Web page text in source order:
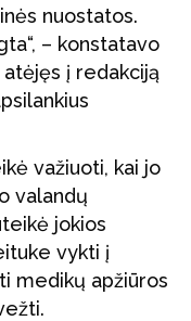
nuostatos.
– konstatavo
į redakciją
važiuoti, kai jo
valandų
jokios
vykti į
medikų apžiūros